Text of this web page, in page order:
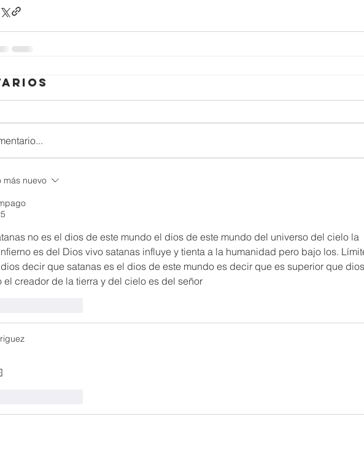
más nuevo
no es el dios de este mundo el dios de este mundo del universo del cielo la
es del Dios vivo satanas influye y tienta a la humanidad pero bajo los.
decir que satanas es el dios de este mundo es decir que es superior que
el creador de la tierra y del cielo es del señor